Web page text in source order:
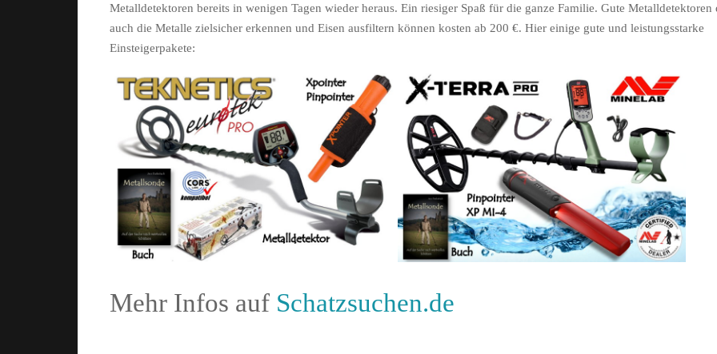
Metalldetektoren bereits in wenigen Tagen wieder heraus. Ein riesiger Spaß für die ganze Familie. Gute Metalldetektoren
auch die Metalle zielsicher erkennen und Eisen ausfiltern können kosten ab 200 €. Hier einige gute und leistungsstarke
Einsteigerpakete:
Mehr Infos auf Schatzsuchen.de